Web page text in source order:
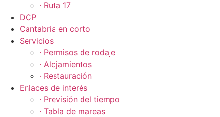
· Ruta 17
DCP
Cantabria en corto
Servicios
· Permisos de rodaje
· Alojamientos
· Restauración
Enlaces de interés
· Previsión del tiempo
· Tabla de mareas